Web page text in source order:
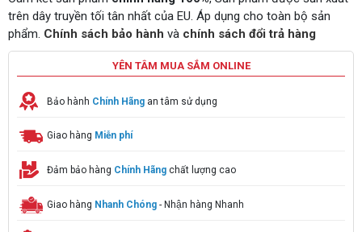
trên dây truyền tối tân nhất của EU. Áp dụng cho toàn bộ sản
phẩm. Chính sách bảo hành và chính sách đổi trả hàng
YÊN TÂM MUA SẮM ONLINE
Bảo hành Chính Hãng an tâm sử dụng
Giao hàng Miễn phí
Đảm bảo hàng Chính Hãng chất lượng cao
Giao hàng Nhanh Chóng - Nhận hàng Nhanh